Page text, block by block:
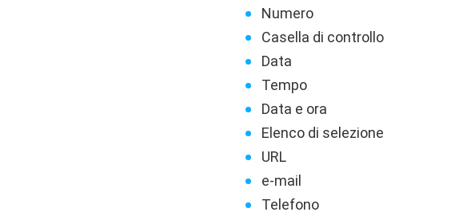
Numero
Casella di controllo
Data
Tempo
Data e ora
Elenco di selezione
URL
e-mail
Telefono